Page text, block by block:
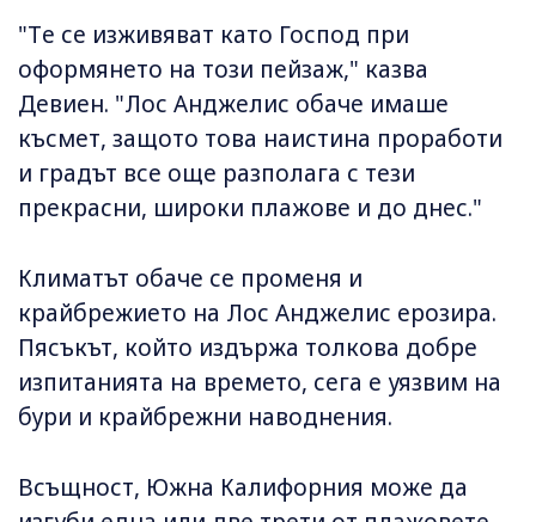
"Tе се изживяват като Господ при
оформянето на този пейзаж," казва
Девиен. "Лос Анджелис обаче имаше
късмет, защото това наистина проработи
и градът все още разполага с тези
прекрасни, широки плажове и до днес."
Климатът обаче се променя и
крайбрежието на Лос Анджелис ерозира.
Пясъкът, който издържа толкова добре
изпитанията на времето, сега е уязвим на
бури и крайбрежни наводнения.
Всъщност, Южна Калифорния може да